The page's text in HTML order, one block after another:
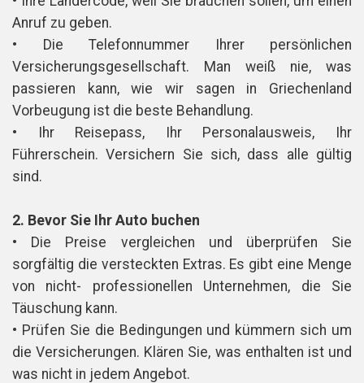
Anruf zu geben.
• Die Telefonnummer Ihrer persönlichen
Versicherungsgesellschaft. Man weiß nie, was
passieren kann, wie wir sagen in Griechenland
Vorbeugung ist die beste Behandlung.
• Ihr Reisepass, Ihr Personalausweis, Ihr
Führerschein. Versichern Sie sich, dass alle gültig
sind.
2. Bevor Sie Ihr Auto buchen
• Die Preise vergleichen und überprüfen Sie
sorgfältig die versteckten Extras. Es gibt eine Menge
von nicht- professionellen Unternehmen, die Sie
Täuschung kann.
• Prüfen Sie die Bedingungen und kümmern sich um
die Versicherungen. Klären Sie, was enthalten ist und
was nicht in jedem Angebot.